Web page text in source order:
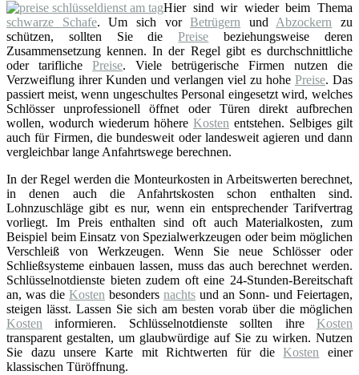
Hier sind wir wieder beim Thema
schwarze Schafe. Um sich vorBetrügern undAbzockern zu
schützen, sollten Sie diePreise beziehungsweise deren
Zusammensetzung kennen. In der Regel gibt es durchschnittliche
oder tarifliche Preise. Viele betrügerische Firmen nutzen die
Verzweiflung ihrer Kunden und verlangen viel zu hohe Preise. Das
passiert meist, wenn ungeschultes Personal eingesetzt wird, welches
Schlösser unprofessionell öffnet oder Türen direkt aufbrechen
wollen, wodurch wiederum höhere Kosten entstehen. Selbiges gilt
auch für Firmen, die bundesweit oder landesweit agieren und dann
vergleichbar lange Anfahrtswege berechnen.
In der Regel werden die Monteurkosten in Arbeitswerten berechnet,
in denen auch die Anfahrtskosten schon enthalten sind.
Lohnzuschläge gibt es nur, wenn ein entsprechender Tarifvertrag
vorliegt. Im Preis enthalten sind oft auch Materialkosten, zum
Beispiel beim Einsatz von Spezialwerkzeugen oder beim möglichen
Verschleiß von Werkzeugen. Wenn Sie neue Schlösser oder
Schließsysteme einbauen lassen, muss das auch berechnet werden.
Schlüsselnotdienste bieten zudem oft eine 24-Stunden-Bereitschaft
an, was die Kosten besonders nachts und an Sonn- und Feiertagen,
steigen lässt. Lassen Sie sich am besten vorab über die möglichen
Kosten informieren. Schlüsselnotdienste sollten ihre Kosten
transparent gestalten, um glaubwürdige auf Sie zu wirken. Nutzen
Sie dazu unsere Karte mit Richtwerten für dieKosten einer
klassischen Türöffnung.